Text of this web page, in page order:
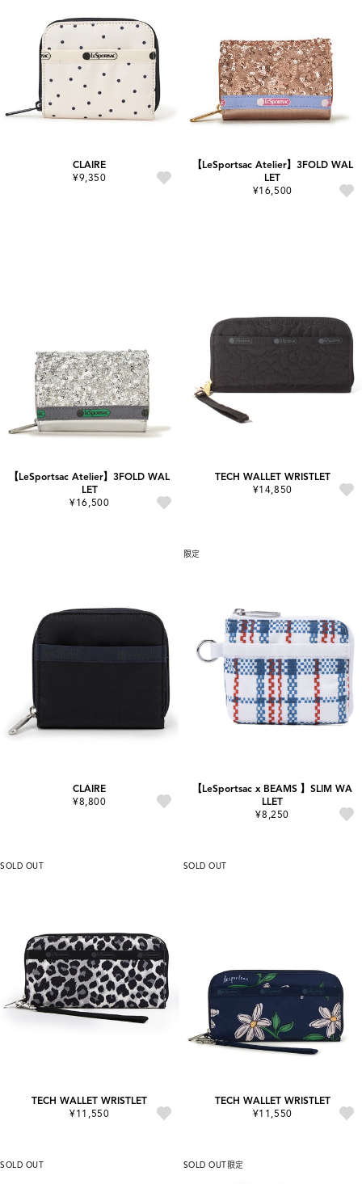
CLAIRE
¥9,350
【LeSportsac Atelier】3FOLD WAL
LET
¥16,500
【LeSportsac Atelier】3FOLD WAL
LET
¥16,500
TECH WALLET WRISTLET
¥14,850
CLAIRE
¥8,800
限定
【LeSportsac x BEAMS 】SLIM WA
LLET
¥8,250
SOLD OUT
TECH WALLET WRISTLET
¥11,550
SOLD OUT
TECH WALLET WRISTLET
¥11,550
SOLD OUT SOLD OUT 限定